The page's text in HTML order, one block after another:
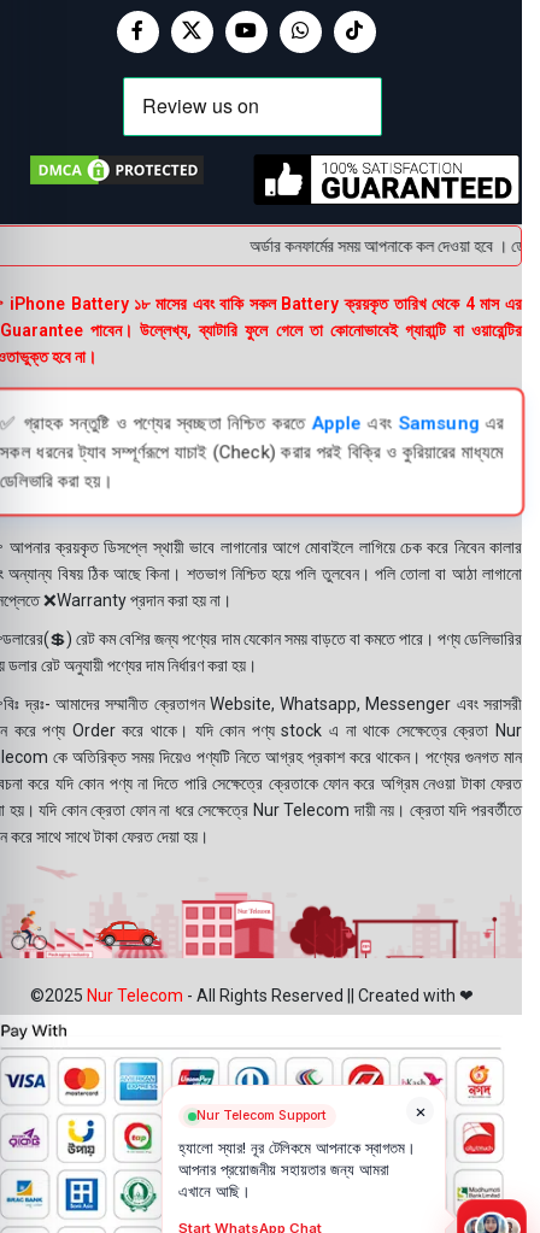
অর্ডার কনফার্মের সময় আপনাকে কল দেওয়া হবে ।
Battery ১৮ মাসের এবং বাকি সকল Battery ক্রয়কৃত তারিখ থেকে 4 মাস এর
পাবেন। উল্লেখ্য, ব্যাটারি ফুলে গেলে তা কোনোভাবেই গ্যারান্টি বা ওয়ারেন্টির
হবে না।
✅ গ্রাহক সন্তুষ্টি ও পণ্যের স্বচ্ছতা নিশ্চিত করতে Appleএবং Samsungএর
সকল ধরনের ট্যাব সম্পূর্ণরূপে যাচাই (Check) করার পরই বিক্রি ও কুরিয়ারের মাধ্যমে
ডেলিভারি করা হয়।
ক্রয়কৃত ডিসপ্লে স্থায়ী ভাবে লাগানোর আগে মোবাইলে লাগিয়ে চেক করে নিবেন কালার
অন্যান্য বিষয় ঠিক আছে কিনা। শতভাগ নিশ্চিত হয়ে পলি তুলবেন। পলি তোলা বা আঠা লাগানো
❌Warranty প্রদান করা হয় না।
রেট কম বেশির জন্য পণ্যের দাম যেকোন সময় বাড়তে বা কমতে পারে। পণ্য ডেলিভারির
ডলার রেট অনুযায়ী পণ্যের দাম নির্ধারণ করা হয়।
দ্রঃ- আমাদের সম্মানীত ক্রেতাগন Website, Whatsapp, Messenger এবং সরাসরী
করে পণ্য Order করে থাকে। যদি কোন পণ্য stock এ না থাকে সেক্ষেত্রে ক্রেতা Nur
কে অতিরিক্ত সময় দিয়েও পণ্যটি নিতে আগ্রহ প্রকাশ করে থাকেন। পণ্যের গুনগত মান
করে যদি কোন পণ্য না দিতে পারি সেক্ষেত্রে ক্রেতাকে ফোন করে অগ্রিম নেওয়া টাকা ফেরত
হয়। যদি কোন ক্রেতা ফোন না ধরে সেক্ষেত্রে Nur Telecom দায়ী নয়। ক্রেতা যদি পরবর্তীতে
করে সাথে সাথে টাকা ফেরত দেয়া হয়।
©2025 Nur Telecom - All Rights Reserved || Created with ❤
×
Nur Telecom Support
হ্যালো স্যার! নূর টেলিকমে আপনাকে স্বাগতম।
আপনার প্রয়োজনীয় সহায়তার জন্য আমরা
এখানে আছি।
Start WhatsApp Chat